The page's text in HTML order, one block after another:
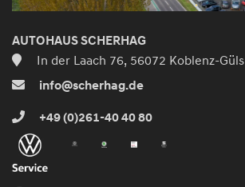
AUTOHAUS SCHERHAG
In der Laach 76, 56072 Koblenz-Güls
info@scherhag.de
+49 (0)261-40 40 80